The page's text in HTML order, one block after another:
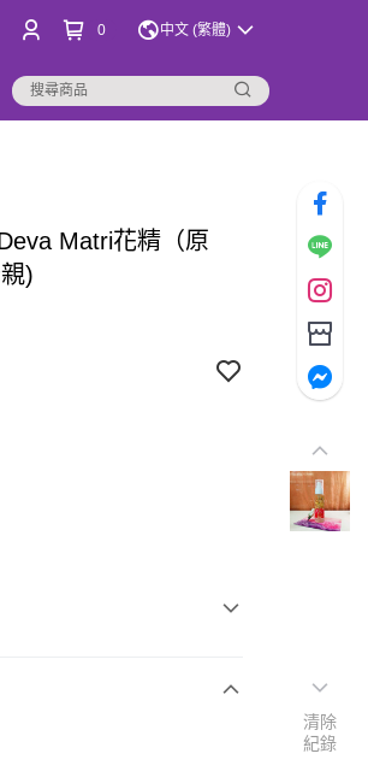
0 中文 (繁體)
Matri花精（原
)
清除
紀錄